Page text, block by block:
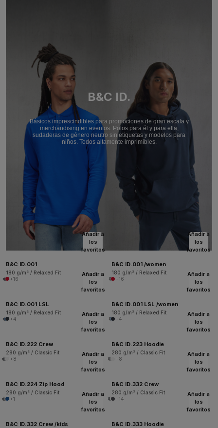
B&C ID.
Básicos imprescindibles para promociones de gran escala y
merchandising en eventos. Polos para él y para ella,
sudaderas de género neutro sin etiquetas y modelos para
niños. Todos altamente imprimibles.
Añadir a
los
favoritos
B&C ID.001
180 g/m² / Relaxed Fit
+16
Añadir a
los
favoritos
B&C ID.001 /women
180 g/m² / Relaxed Fit
+16
Añadir a
los
favoritos
B&C ID.001 LSL
180 g/m² / Relaxed Fit
+4
Añadir a
los
favoritos
B&C ID.001 LSL /women
180 g/m² / Relaxed Fit
+4
Añadir a
los
favoritos
B&C ID.222 Crew
280 g/m² / Classic Fit
+8
Añadir a
los
favoritos
B&C ID.223 Hoodie
280 g/m² / Classic Fit
+8
Añadir a
los
favoritos
B&C ID.224 Zip Hood
280 g/m² / Classic Fit
+1
Añadir a
los
favoritos
B&C ID.332 Crew
280 g/m² / Classic Fit
+14
Añadir a
los
favoritos
B&C ID.332 Crew /kids
Añadir a
los
favoritos
B&C ID.333 Hoodie